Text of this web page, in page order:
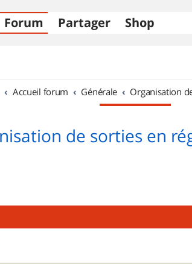
Forum Partager Shop
Accueil forum Générale Organisation
de sorties en